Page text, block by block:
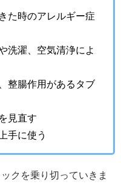
た時のアレルギー症
洗濯、空気清浄によ
整腸作用があるタブ
見直す
手に使う
クを乗り切っていきま